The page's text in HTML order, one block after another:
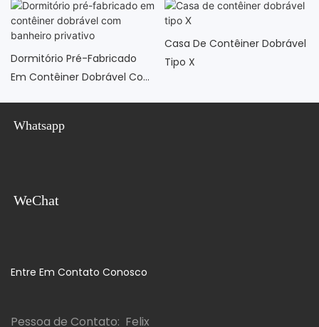
Dormitório Pré-Fabricado
Em Contêiner Dobrável Com
Casa De Contêiner Dobrável
Tipo X
Whatsapp
WeChat
Entre Em Contato Conosco
Pessoa de Contato: Felix